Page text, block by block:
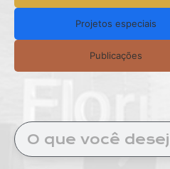
Projetos especiais
Publicações